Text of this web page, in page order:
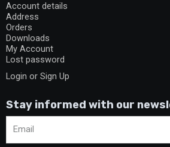
Account details
Address
Orders
Downloads
My Account
Lost password
Login or Sign Up
Stay informed with our